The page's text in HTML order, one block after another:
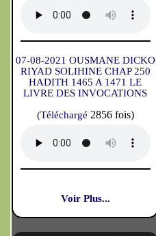
07-08-2021 OUSMANE DICKO
RIYAD SOLIHINE CHAP 250
HADITH 1465 A 1471 LE
LIVRE DES INVOCATIONS
(Téléchargé 2856 fois)
Voir Plus...